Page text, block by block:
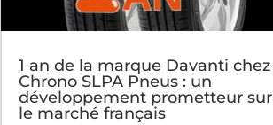
1 an de la marque Davanti chez
Chrono SLPA Pneus : un
développement prometteur sur
le marché français